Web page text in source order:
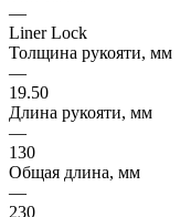
—
Liner Lock
Толщина рукояти, мм
—
19.50
Длина рукояти, мм
—
130
Общая длина, мм
—
230